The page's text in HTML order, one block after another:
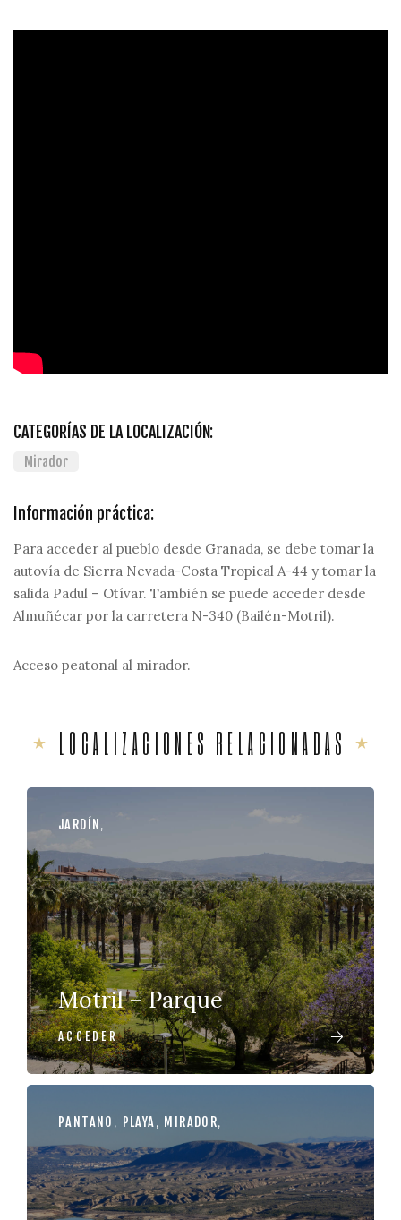
CATEGORÍAS DE LA LOCALIZACIÓN:
Mirador
Información práctica:
Para acceder al pueblo desde Granada, se debe tomar la
autovía de Sierra Nevada-Costa Tropical A-44 y tomar la
salida Padul – Otívar. También se puede acceder desde
Almuñécar por la carretera N-340 (Bailén-Motril).
Acceso peatonal al mirador.
LOCALIZACIONES RELACIONADAS
JARDÍN ,
Motril – Parque
ACCEDER
PANTANO , PLAYA, MIRADOR,